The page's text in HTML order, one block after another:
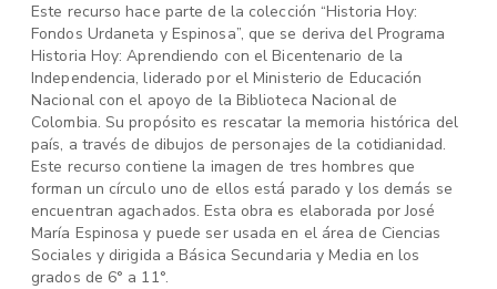
Este recurso hace parte de la colección “Historia Hoy:
Fondos Urdaneta y Espinosa”, que se deriva del Programa
Historia Hoy: Aprendiendo con el Bicentenario de la
Independencia, liderado por el Ministerio de Educación
Nacional con el apoyo de la Biblioteca Nacional de
Colombia. Su propósito es rescatar la memoria histórica del
país, a través de dibujos de personajes de la cotidianidad.
Este recurso contiene la imagen de tres hombres que
forman un círculo uno de ellos está parado y los demás se
encuentran agachados. Esta obra es elaborada por José
María Espinosa y puede ser usada en el área de Ciencias
Sociales y dirigida a Básica Secundaria y Media en los
grados de 6° a 11°.